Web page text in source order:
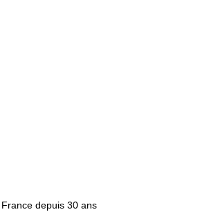
depuis 30 ans